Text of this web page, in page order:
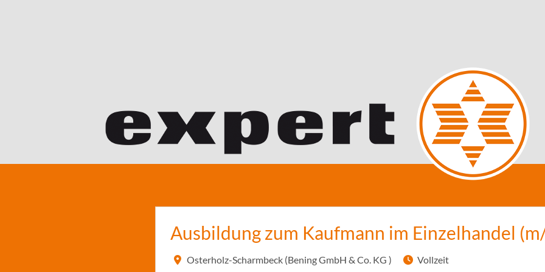
Ausbildung zum Kaufmann im Einzelhandel
Osterholz-Scharmbeck (Bening GmbH & Co. KG )
Vollzeit